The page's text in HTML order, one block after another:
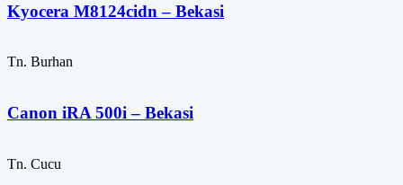
Kyocera M8124cidn – Bekasi
Tn. Burhan
Canon iRA 500i – Bekasi
Tn. Cucu